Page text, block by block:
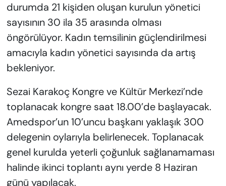
durumda 21 kişiden oluşan kurulun yönetici
sayısının 30 ila 35 arasında olması
öngörülüyor. Kadın temsilinin güçlendirilmesi
amacıyla kadın yönetici sayısında da artış
bekleniyor.
Sezai Karakoç Kongre ve Kültür Merkezi’nde
toplanacak kongre saat 18.00’de başlayacak.
Amedspor’un 10’uncu başkanı yaklaşık 300
delegenin oylarıyla belirlenecek. Toplanacak
genel kurulda yeterli çoğunluk sağlanamaması
halinde ikinci toplantı aynı yerde 8 Haziran
günü yapılacak.